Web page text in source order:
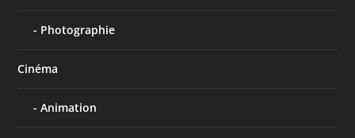
Photographie
Cinéma
Animation